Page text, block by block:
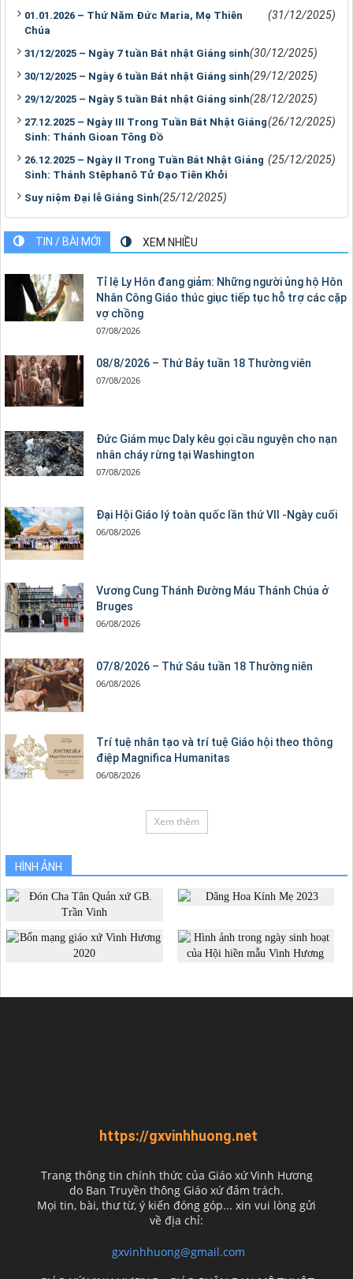
01.01.2026 – Thứ Năm Đức Maria, Mẹ Thiên
Chúa
(31/12/2025)
31/12/2025 – Ngày 7 tuần Bát nhật Giáng sinh(30/12/2025)
30/12/2025 – Ngày 6 tuần Bát nhật Giáng sinh(29/12/2025)
29/12/2025 – Ngày 5 tuần Bát nhật Giáng sinh(28/12/2025)
27.12.2025 – Ngày III Trong Tuần Bát Nhật Giáng
Sinh: Thánh Gioan Tông Đồ
(26/12/2025)
26.12.2025 – Ngày II Trong Tuần Bát Nhật Giáng
Sinh: Thánh Stêphanô Tử Đạo Tiên Khởi
(25/12/2025)
Suy niệm Đại lễ Giáng Sinh(25/12/2025)
TIN / BÀI MỚI XEM NHIỀU
Tỉ lệ Ly Hôn đang giảm: Những người ủng hộ Hôn
Nhân Công Giáo thúc giục tiếp tục hỗ trợ các cặp
vợ chồng
07/08/2026
08/8/2026 – Thứ Bảy tuần 18 Thường viên
07/08/2026
Đức Giám mục Daly kêu gọi cầu nguyện cho nạn
nhân cháy rừng tại Washington
07/08/2026
Đại Hội Giáo lý toàn quốc lần thứ VII -Ngày cuối
06/08/2026
Vương Cung Thánh Ðường Máu Thánh Chúa ở
Bruges
06/08/2026
07/8/2026 – Thứ Sáu tuần 18 Thường niên
06/08/2026
Trí tuệ nhân tạo và trí tuệ Giáo hội theo thông
điệp Magnifica Humanitas
06/08/2026
Xem thêm
HÌNH ẢNH
https://gxvinhhuong.net
Trang thông tin chính thức của Giáo xứ Vinh Hương
do Ban Truyền thông Giáo xứ đảm trách.
Mọi tin, bài, thư từ, ý kiến đóng góp... xin vui lòng gửi
về địa chỉ:
gxvinhhuong@gmail.com